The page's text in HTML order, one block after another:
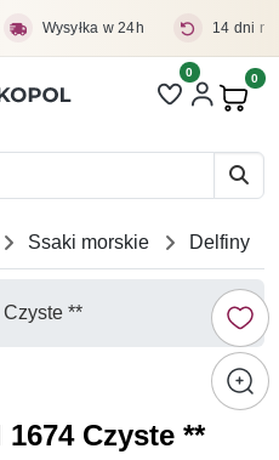
Wysyłka w 24h 14 dni
Liczba pozycji
0 0
Ssaki morskie Delfiny
Czyste **